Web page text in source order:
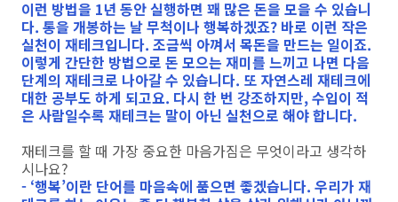
이런 방법을 1년 동안 실행하면 꽤 많은 돈을 모을 수 있습니
다. 통을 개봉하는 날 무척이나 행복하겠죠? 바로 이런 작은
실천이 재테크입니다. 조금씩 아껴서 목돈을 만드는 일이죠.
이렇게 간단한 방법으로 돈 모으는 재미를 느끼고 나면 다음
단계의 재테크로 나아갈 수 있습니다. 또 자연스레 재테크에
대한 공부도 하게 되고요. 다시 한 번 강조하지만, 수입이 적
은 사람일수록 재테크는 말이 아닌 실천으로 해야 합니다.
재테크를 할 때 가장 중요한 마음가짐은 무엇이라고 생각하
시나요?
- ‘행복’이란 단어를 마음속에 품으면 좋겠습니다. 우리가 재